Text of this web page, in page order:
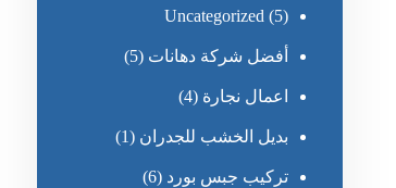
Uncategorized (5)
أفضل شركة دهانات (5)
اعمال نجارة (4)
بديل الخشب للجدران (1)
تركيب جبس بورد (6)